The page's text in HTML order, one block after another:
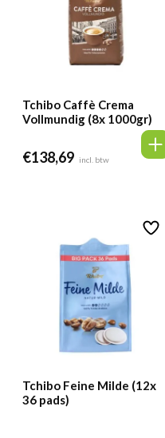
Tchibo Caffè Crema
Vollmundig (8x 1000gr)
€138,69 incl. btw
Tchibo Feine Milde (12x
36 pads)